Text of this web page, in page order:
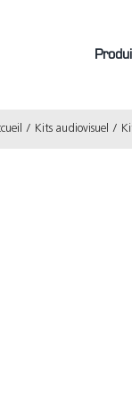
Kits audiovisuel